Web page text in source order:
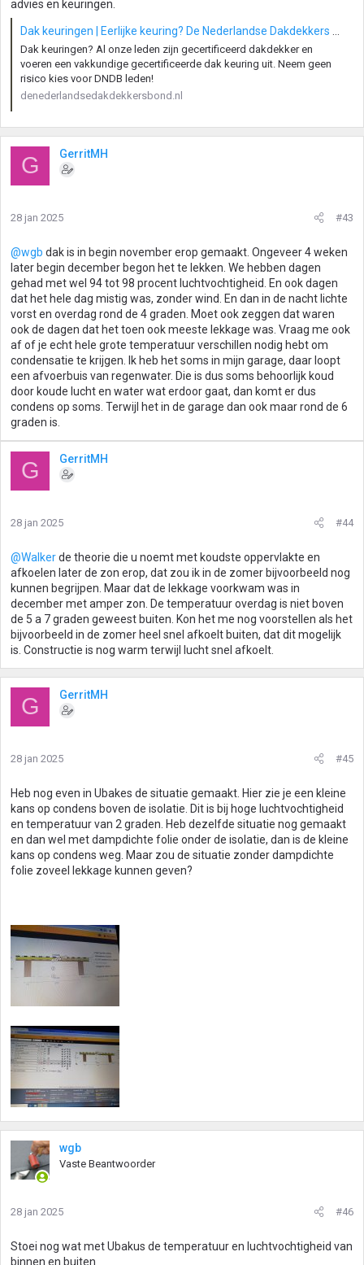
advies en keuringen.
Dak keuringen | Eerlijke keuring? De Nederlandse Dakdekkers Bond!
Dak keuringen? Al onze leden zijn gecertificeerd dakdekker en
voeren een vakkundige gecertificeerde dak keuring uit. Neem geen
risico kies voor DNDB leden!
denederlandsedakdekkersbond.nl
G GerritMH
28 jan 2025 #43
@wgb dak is in begin november erop gemaakt. Ongeveer 4 weken
later begin december begon het te lekken. We hebben dagen
gehad met wel 94 tot 98 procent luchtvochtigheid. En ook dagen
dat het hele dag mistig was, zonder wind. En dan in de nacht lichte
vorst en overdag rond de 4 graden. Moet ook zeggen dat waren
ook de dagen dat het toen ook meeste lekkage was. Vraag me ook
af of je echt hele grote temperatuur verschillen nodig hebt om
condensatie te krijgen. Ik heb het soms in mijn garage, daar loopt
een afvoerbuis van regenwater. Die is dus soms behoorlijk koud
door koude lucht en water wat erdoor gaat, dan komt er dus
condens op soms. Terwijl het in de garage dan ook maar rond de 6
graden is.
G GerritMH
28 jan 2025 #44
@Walkerde theorie die u noemt met koudste oppervlakte en
afkoelen later de zon erop, dat zou ik in de zomer bijvoorbeeld nog
kunnen begrijpen. Maar dat de lekkage voorkwam was in
december met amper zon. De temperatuur overdag is niet boven
de 5 a 7 graden geweest buiten. Kon het me nog voorstellen als het
bijvoorbeeld in de zomer heel snel afkoelt buiten, dat dit mogelijk
is. Constructie is nog warm terwijl lucht snel afkoelt.
G GerritMH
28 jan 2025 #45
Heb nog even in Ubakes de situatie gemaakt. Hier zie je een kleine
kans op condens boven de isolatie. Dit is bij hoge luchtvochtigheid
en temperatuur van 2 graden. Heb dezelfde situatie nog gemaakt
en dan wel met dampdichte folie onder de isolatie, dan is de kleine
kans op condens weg. Maar zou de situatie zonder dampdichte
folie zoveel lekkage kunnen geven?
wgb
Vaste Beantwoorder
28 jan 2025 #46
Stoei nog wat met Ubakus de temperatuur en luchtvochtigheid van
binnen en buiten